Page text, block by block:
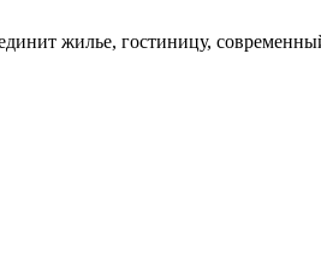
жилье, гостиницу,